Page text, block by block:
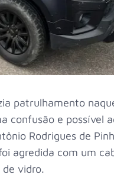
patrulhamento
e possível
Rodrigues de
agredida com um
vidro.